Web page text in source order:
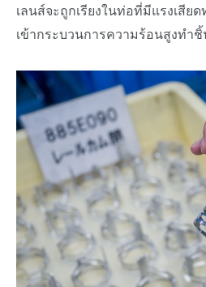
เลนส์จะถูกเรียงในท่อที่มีแรงเสีย
เข้ากระบวนการความร้อนสูงทำ